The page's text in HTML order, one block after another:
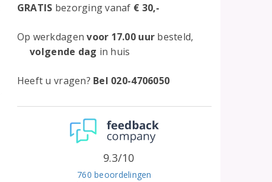
GRATIS bezorging vanaf € 30,-
Op werkdagenvoor 17.00 uur besteld,
volgende dag in huis
Heeft u vragen? Bel 020-4706050
760 beoordelingen
9.3/10